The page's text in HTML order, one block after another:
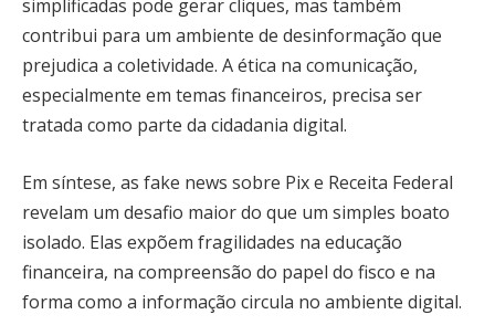
simplificadas pode gerar cliques, mas também
contribui para um ambiente de desinformação que
prejudica a coletividade. A ética na comunicação,
especialmente em temas financeiros, precisa ser
tratada como parte da cidadania digital.
Em síntese, as fake news sobre Pix e Receita Federal
revelam um desafio maior do que um simples boato
isolado. Elas expõem fragilidades na educação
financeira, na compreensão do papel do fisco e na
forma como a informação circula no ambiente digital.